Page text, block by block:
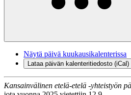
Näytä päivä kuukausikalenterissa
Lataa päivän kalenteritiedosto (iCal)
Kansainvälinen etelä-etelä -yhteistyön